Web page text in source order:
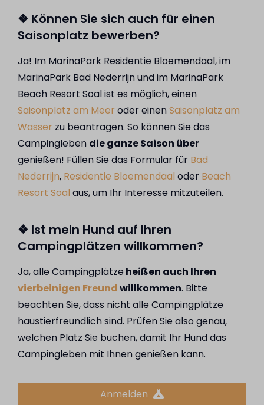
❖ Können Sie sich auch für einen
Saisonplatz bewerben?
Ja! Im MarinaPark Residentie Bloemendaal, im
MarinaPark Bad Nederrijn und im MarinaPark
Beach Resort Soal ist es möglich, einen
Saisonplatz am Meer oder einenSaisonplatz am
Wasser zu beantragen. So können Sie das
Campingleben die ganze Saison über
genießen! Füllen Sie das Formular für Bad
Nederrijn, Residentie Bloemendaal oder Beach
Resort Soal aus, um Ihr Interesse mitzuteilen.
❖ Ist mein Hund auf Ihren
Campingplätzen willkommen?
Ja, alle Campingplätze heißen auch Ihren
vierbeinigen Freundwillkommen. Bitte
beachten Sie, dass nicht alle Campingplätze
haustierfreundlich sind. Prüfen Sie also genau,
welchen Platz Sie buchen, damit Ihr Hund das
Campingleben mit Ihnen genießen kann.
Anmelden